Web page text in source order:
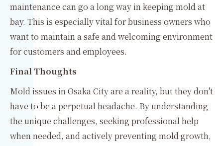
maintenance can go a long way in keeping mold at
bay. This is especially vital for business owners who
want to maintain a safe and welcoming environment
for customers and employees.
Final Thoughts
Mold issues in Osaka City are a reality, but they don't
have to be a perpetual headache. By understanding
the unique challenges, seeking professional help
when needed, and actively preventing mold growth,